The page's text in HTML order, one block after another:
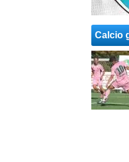
Calcio